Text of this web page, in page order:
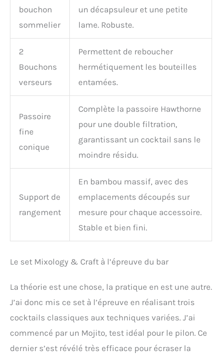
bouchon
sommelier
un décapsuleur et une petite
lame. Robuste.
2
Bouchons
verseurs
Permettent de reboucher
hermétiquement les bouteilles
entamées.
Passoire
fine
conique
Complète la passoire Hawthorne
pour une double filtration,
garantissant un cocktail sans le
moindre résidu.
Support de
rangement
En bambou massif, avec des
emplacements découpés sur
mesure pour chaque accessoire.
Stable et bien fini.
Le set Mixology & Craft à l’épreuve du bar
La théorie est une chose, la pratique en est une autre.
J’ai donc mis ce set à l’épreuve en réalisant trois
cocktails classiques aux techniques variées. J’ai
commencé par un Mojito, test idéal pour le pilon. Ce
dernier s’est révélé très efficace pour écraser la